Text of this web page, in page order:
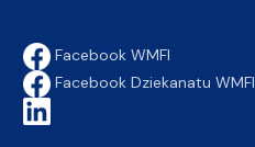
Facebook WMFI
Facebook Dziekanatu WMFI